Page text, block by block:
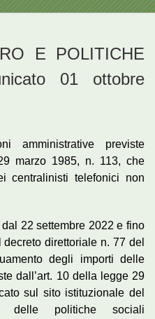
E POLITICHE
01 ottobre
amministrative previste
marzo 1985, n. 113, che
centralinisti telefonici non
22 settembre 2022 e fino
direttoriale n. 77 del
degli importi delle
dall’art. 10 della legge 29
sul sito istituzionale del
politiche sociali